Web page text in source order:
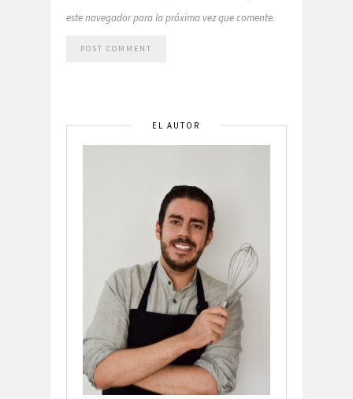
este navegador para la próxima vez que comente.
EL AUTOR